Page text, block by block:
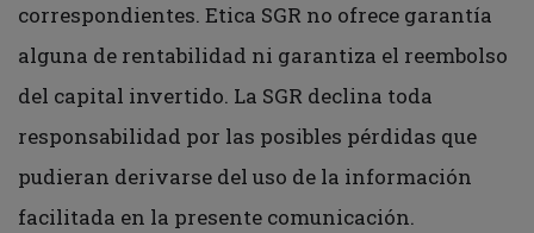
correspondientes. Etica SGR no ofrece garantía
alguna de rentabilidad ni garantiza el reembolso
del capital invertido. La SGR declina toda
responsabilidad por las posibles pérdidas que
pudieran derivarse del uso de la información
facilitada en la presente comunicación.